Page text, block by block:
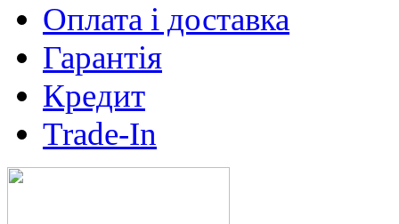
Оплата і доставка
Гарантія
Кредит
Trade-In